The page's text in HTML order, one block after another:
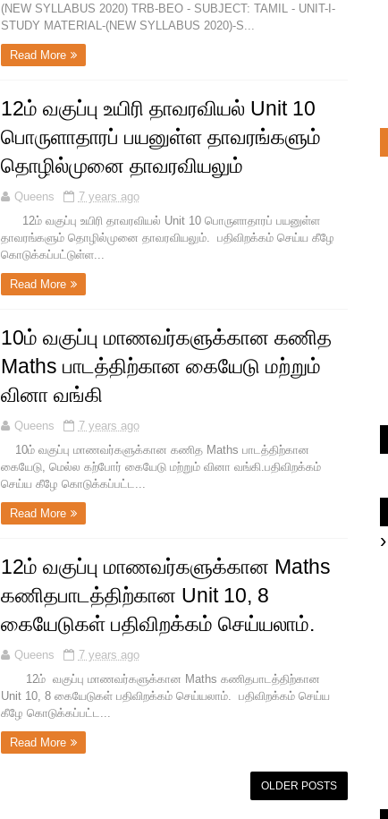
(NEW SYLLABUS 2020) TRB-BEO - SUBJECT: TAMIL - UNIT-I-
STUDY MATERIAL-(NEW SYLLABUS 2020)-S...
Read More
12ம் வகுப்பு உயிரி தாவரவியல் Unit 10
பொருளாதாரப் பயனுள்ள தாவரங்களும்
தொழில்முனை தாவரவியலும்
Queens
7 years ago
12ம் வகுப்பு உயிரி தாவரவியல் Unit 10 பொருளாதாரப் பயனுள்ள
தாவரங்களும் தொழில்முனை தாவரவியலும். பதிவிறக்கம் செய்ய கீழே
கொடுக்கப்பட்டுள்ள...
Read More
10ம் வகுப்பு மாணவர்களுக்கான கணித
Maths பாடத்திற்கான கையேடு மற்றும்
வினா வங்கி
Queens
7 years ago
10ம் வகுப்பு மாணவர்களுக்கான கணித Maths பாடத்திற்கான
கையேடு, மெல்ல கற்போர் கையேடு மற்றும் வினா வங்கி.பதிவிறக்கம்
செய்ய கீழே கொடுக்கப்பட்ட...
Read More
12ம் வகுப்பு மாணவர்களுக்கான Maths
கணிதபாடத்திற்கான Unit 10, 8
கையேடுகள் பதிவிறக்கம் செய்யலாம்.
Queens
7 years ago
12ம் வகுப்பு மாணவர்களுக்கான Maths கணிதபாடத்திற்கான
Unit 10, 8 கையேடுகள் பதிவிறக்கம் செய்யலாம். பதிவிறக்கம் செய்ய
கீழே கொடுக்கப்பட்ட...
Read More
OLDER POSTS